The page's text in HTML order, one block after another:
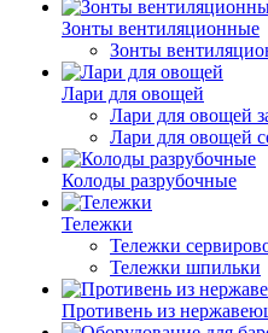
Зонты вентиляционные
Зонты
Лари для овощей
Лари для овощей
Лари для овощей
Колоды разрубочные
Тележки
Тележки
Тележки шпильки
Противень из